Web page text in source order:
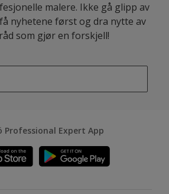
malere. Ikke gå glipp av
nyhetene først og dra nytte av
som gjør en forskjell!
Professional Expert App